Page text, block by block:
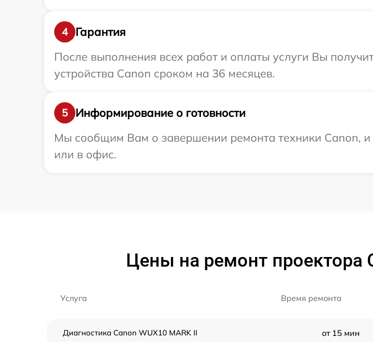
4
Гарантия
После выполнения всех работ и оплаты услуги Вы
устройства Canon сроком на 36 месяцев.
5
Информирование о готовности
Мы сообщим Вам о завершении ремонта техники Canon,
или в офис.
Цены на ремонт проектора
Услуга Время ремонта
Диагностика Canon WUX10 MARK II от 15 мин